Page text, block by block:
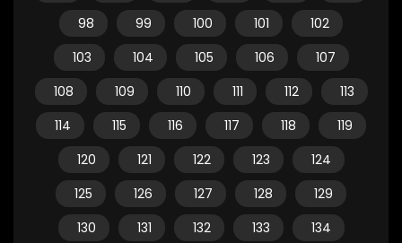
98
99 100 101
102
103
104 105 106
107
108
109 110 111 112
113
114
115 116 117 118
119
120
121 122 123
124
125
126 127 128
129
130
131 132 133
134